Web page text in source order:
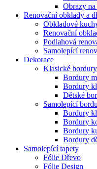
Obrazy
Renovační obklady a
Obkladové
Renovační
Podlahová
Samolepící
Dekorace
Klasické bordury
Bordury
Bordury
Dětské
Samolepící
Bordury
Bordury
Bordury
Bordury
Samolepící tapety
Fólie Dřevo
Fólie Design